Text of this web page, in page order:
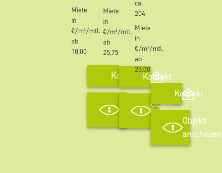
Miete
in
€/m²/mtl.
ab
18,00
Kontakt
Objekt
anschauen
Miete
in
€/m²/mtl.
ab
25,75
Kontakt
Objekt
anschauen
ca.
204
Miete
in
€/m²/mtl.
ab
23,00
Kontakt
Objekt
anschauen